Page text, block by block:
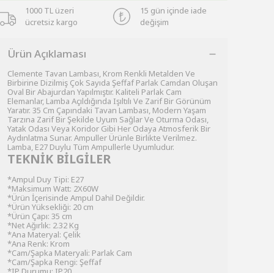
1000 TL üzeri
ücretsiz kargo
15 gün içinde iade
değişim
Ürün Açıklaması
Clemente Tavan Lambası, Krom Renkli Metalden Ve
Birbirine Dizilmiş Çok Sayıda Şeffaf Parlak Camdan Oluşan
Oval Bir Abajurdan Yapılmıştır. Kaliteli Parlak Cam
Elemanlar, Lamba Açıldığında Işıltılı Ve Zarif Bir Görünüm
Yaratır. 35 Cm Çapındaki Tavan Lambası, Modern Yaşam
Tarzına Zarif Bir Şekilde Uyum Sağlar Ve Oturma Odası,
Yatak Odası Veya Koridor Gibi Her Odaya Atmosferik Bir
Aydınlatma Sunar. Ampuller Ürünle Birlikte Verilmez.
Lamba, E27 Duylu Tüm Ampullerle Uyumludur.
TEKNİK BİLGİLER
*Ampul Duy Tipi: E27
*Maksimum Watt: 2X60W
*Ürün İçerisinde Ampul Dahil Değildir.
*Ürün Yüksekliği: 20 cm
*Ürün Çapı: 35 cm
*Net Ağırlık: 2.32 Kg
*Ana Materyal: Çelik
*Ana Renk: Krom
*Cam/Şapka Materyali: Parlak Cam
*Cam/Şapka Rengi: Şeffaf